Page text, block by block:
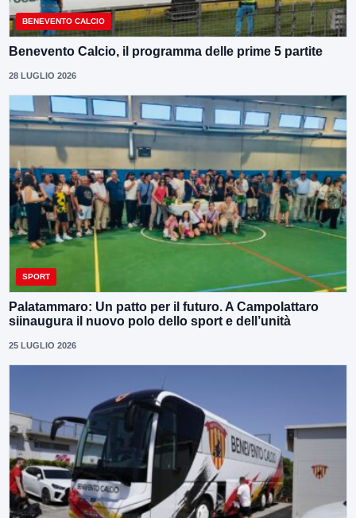
BENEVENTO CALCIO
Benevento Calcio, il programma delle prime 5 partite
28 LUGLIO 2026
SPORT
Palatammaro: Un patto per il futuro. A Campolattaro
siinaugura il nuovo polo dello sport e dell’unità
25 LUGLIO 2026